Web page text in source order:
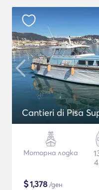
Cantieri di Pisa
Моторна лодка
$1,378 /ден